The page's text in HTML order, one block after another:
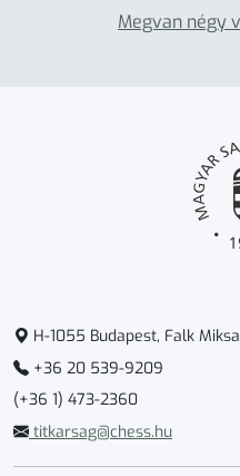
Megvan négy
H-1055 Budapest, Falk
+36 20 539-9209
(+36 1) 473-2360
titkarsag@chess.hu